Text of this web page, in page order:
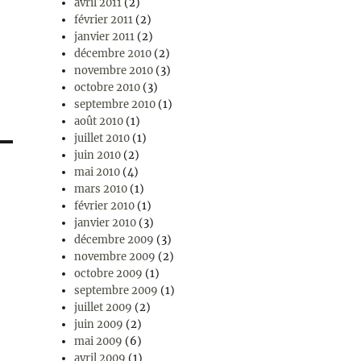
avril 2011 (2)
février 2011 (2)
janvier 2011 (2)
décembre 2010 (2)
novembre 2010 (3)
octobre 2010 (3)
septembre 2010 (1)
août 2010 (1)
juillet 2010 (1)
juin 2010 (2)
mai 2010 (4)
mars 2010 (1)
février 2010 (1)
janvier 2010 (3)
décembre 2009 (3)
novembre 2009 (2)
octobre 2009 (1)
septembre 2009 (1)
juillet 2009 (2)
juin 2009 (2)
mai 2009 (6)
avril 2009 (1)